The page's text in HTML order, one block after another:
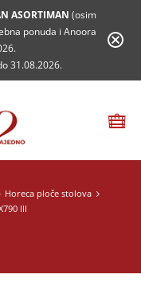
ASORTIMAN (osim
ponuda i Anoora
31.08.2026.
Horeca ploče stolova
III